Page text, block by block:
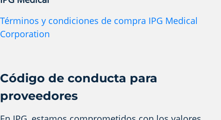
Términos y condiciones de compra IPG Medical
Corporation
Código de conducta para
proveedores